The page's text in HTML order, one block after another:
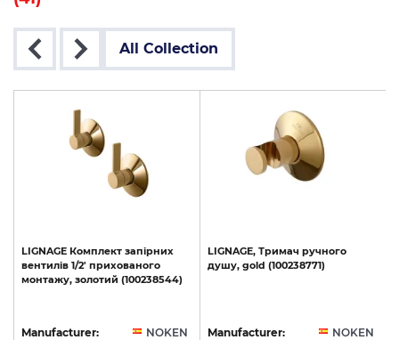
All Collection
LIGNAGE Комплект запірних
вентилів 1/2' прихованого
монтажу, золотий (100238544)
Manufacturer: NOKEN
LIGNAGE, Тримач ручного
душу, gold (100238771)
Manufacturer: NOKEN